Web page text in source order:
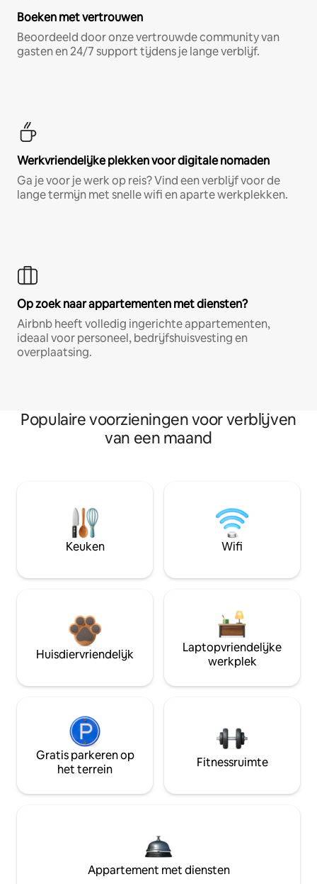
Boeken met vertrouwen
Beoordeeld door onze vertrouwde community van
gasten en 24/7 support tijdens je lange verblijf.
Werkvriendelijke plekken voor digitale nomaden
Ga je voor je werk op reis? Vind een verblijf voor de
lange termijn met snelle wifi en aparte werkplekken.
Op zoek naar appartementen met diensten?
Airbnb heeft volledig ingerichte appartementen,
ideaal voor personeel, bedrijfshuisvesting en
overplaatsing.
Populaire voorzieningen voor verblijven
van een maand
Keuken Wifi
Huisdiervriendelijk
Laptopvriendelijke
werkplek
Gratis parkeren op
het terrein
Fitnessruimte
Appartement met diensten